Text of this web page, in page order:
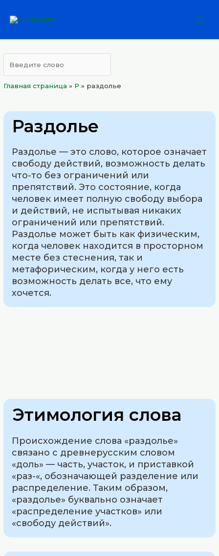
Главная страница » Р » раздолье
Раздолье
Раздолье — это слово, которое означает
свободу действий, возможность делать
что-то без ограничений или
препятствий. Это состояние, когда
человек имеет полную свободу выбора
и действий, не испытывая никаких
ограничений или препятствий.
Раздолье может быть как физическим,
когда человек находится в просторном
месте без стеснения, так и
метафорическим, когда у него есть
возможность делать все, что ему
хочется.
Этимология слова
Происхождение слова «раздолье»
связано с древнерусским словом
«доль» — часть, участок, и приставкой
«раз-«, обозначающей разделение или
распределение. Таким образом,
«раздолье» буквально означает
«распределение участков» или
«свободу действий».